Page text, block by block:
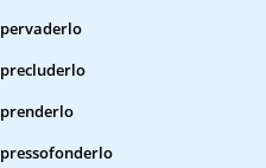
pervaderlo
precluderlo
prenderlo
pressofonderlo